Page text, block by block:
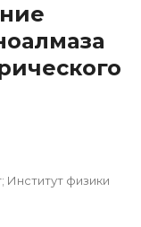
Институт физики